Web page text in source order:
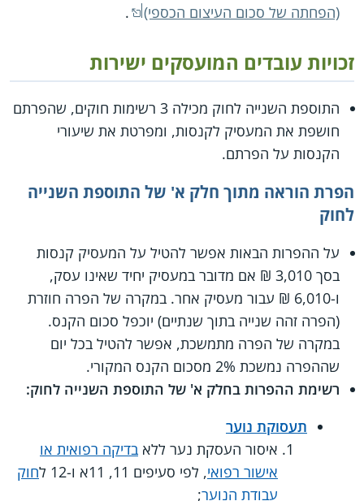
(הפחתה של סכום העיצום הכספי)
.
זכויות עובדים המועסקים ישירות
התוספת השנייה לחוק מכילה 3 רשימות חוקים, שהפרתם
חושפת את המעסיק לקנסות, ומפרטת את שיעורי
הקנסות על הפרתם.
הפרת הוראה מתוך חלק א' של התוספת השנייה
לחוק
על ההפרות הבאות אפשר להטיל על המעסיק קנסות
בסך 3,010 ₪ אם מדובר במעסיק יחיד שאינו עסק,
ו-6,010 ₪ עבור מעסיק אחר. במקרה של הפרה חוזרת
(הפרה זהה שנייה בתוך שנתיים) יוכפל סכום הקנס.
במקרה של הפרה מתמשכת, אפשר להטיל בכל יום
שההפרה נמשכת 2% מסכום הקנס המקורי.
רשימת ההפרות בחלק א' של התוספת השנייה לחוק:
תעסוקת נוער
איסור העסקת נער ללא בדיקה רפואית או
אישור רפואי, לפי סעיפים 11, 11א ו-12 ל
חוק
עבודת הנוער;